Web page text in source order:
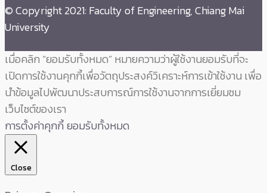
© Copyright 2021: Faculty of Engineering, Chiang Mai
University
เมื่อคลิก “ยอมรับทั้งหมด” หมายความว่าผู้ใช้งานยอมรับที่จะ
เปิดการใช้งานคุกกี้เพื่อวัตถุประสงค์วิเคราะห์การเข้าใช้งาน เพื่อ
นำข้อมูลไปพัฒนาประสบการณ์การใช้งานจากการเยี่ยมชม
เว็บไซต์ของเรา
การตั้งค่าคุกกี้ยอมรับทั้งหมด
Close